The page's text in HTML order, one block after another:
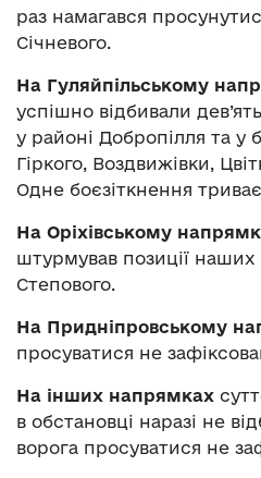
раз намагався
Січневого.
На Гуляйпільському
успішно відбивали
у районі Добропілля та у
Гіркого, Воздвижівки,
Одне боєзіткнення триває.
На Оріхівському
штурмував позиції наших
Степового.
На Придніпровському
просуватися не
На інших напрямках
в обстановці наразі не
ворога просуватися не